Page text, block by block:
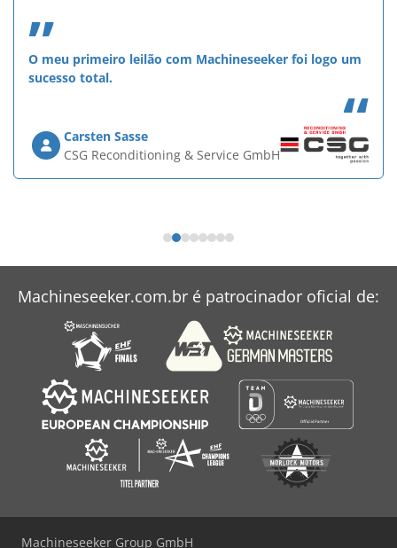
”
O meu primeiro leilão com Machineseeker foi logo um
sucesso total.
“
Carsten Sasse
CSG Reconditioning & Service GmbH
Machineseeker.com.br é patrocinador oficial de:
Machineseeker Group GmbH